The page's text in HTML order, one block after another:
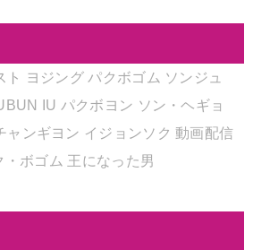
ト ヨジング パクボゴム ソンジュ
IU パクボヨン ソン・ヘギョ
ャンギヨン イジョンソク 動画配信
・ボゴム 王になった男